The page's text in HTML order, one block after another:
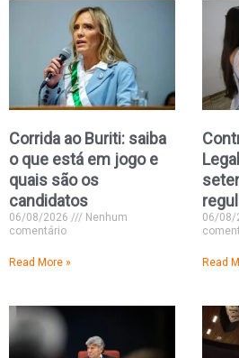
Corrida ao Buriti: saiba
o que está em jogo e
quais são os
candidatos
06/08/2026
Nenhum
comentário
Read More »
06/08/
Read